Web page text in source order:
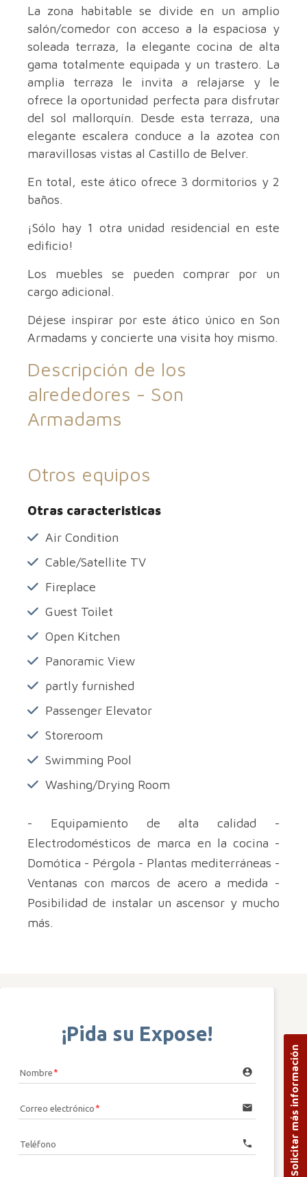
La zona habitable se divide en un amplio
salón/comedor con acceso a la espaciosa y
soleada terraza, la elegante cocina de alta
gama totalmente equipada y un trastero. La
amplia terraza le invita a relajarse y le
ofrece la oportunidad perfecta para disfrutar
del sol mallorquín. Desde esta terraza, una
elegante escalera conduce a la azotea con
maravillosas vistas al Castillo de Belver.
En total, este ático ofrece 3 dormitorios y 2
baños.
¡Sólo hay 1 otra unidad residencial en este
edificio!
Los muebles se pueden comprar por un
cargo adicional.
Déjese inspirar por este ático único en Son
Armadams y concierte una visita hoy mismo.
Descripción de los
alrededores - Son
Armadams
Otros equipos
Otras caracteristicas
Air Condition
Cable/Satellite TV
Fireplace
Guest Toilet
Open Kitchen
Panoramic View
partly furnished
Passenger Elevator
Storeroom
Swimming Pool
Washing/Drying Room
- Equipamiento de alta calidad -
Electrodomésticos de marca en la cocina -
Domótica - Pérgola - Plantas mediterráneas -
Ventanas con marcos de acero a medida -
Posibilidad de instalar un ascensor y mucho
más.
¡Pida su Expose!
Nombre account_circle
Correo electrónico email
Teléfono call Solicitar más información